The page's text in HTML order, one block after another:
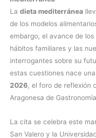
La dieta mediterránea
de los modelos
embargo, el avance de
hábitos familiares y las
interrogantes sobre su
estas cuestiones nace
2026, el foro de reflexión
Aragonesa de
La cita se celebra este
San Valero y la